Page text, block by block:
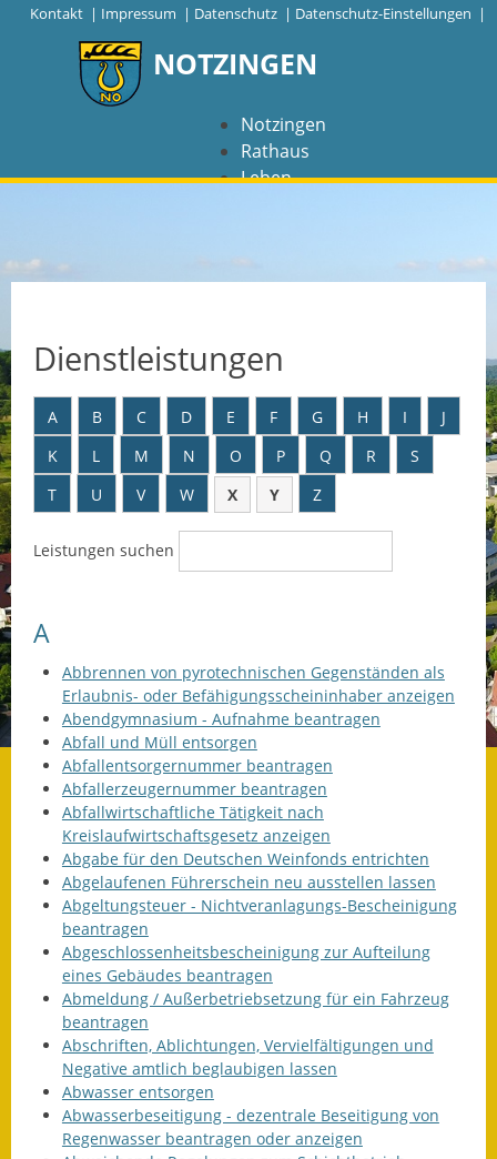
Kontakt | Impressum | Datenschutz | Datenschutz-Einstellungen |
NOTZINGEN
Notzingen
Rathaus
Leben
NAVIGATION
Barrierefreiheit
Coronavirus
Datenschutz
Geschichte und
Gegenwart
Was die Alten noch
wussten!
Wagner-Werkstatt
Informationsbroschüre
Lärmaktionsplan
Leichte Sprache
Infos in Leichter Sprache
Nachhaltigkeitsbericht
Dienstleistungen
A B C D E F G H I
J
K
L M N O P Q R
S
T
U V W X Y Z
Leistungen suchen
A
Abbrennen von pyrotechnischen Gegenständen als
Erlaubnis- oder Befähigungsscheininhaber anzeigen
Abendgymnasium - Aufnahme beantragen
Abfall und Müll entsorgen
Abfallentsorgernummer beantragen
Abfallerzeugernummer beantragen
Abfallwirtschaftliche Tätigkeit nach
Kreislaufwirtschaftsgesetz anzeigen
Abgabe für den Deutschen Weinfonds entrichten
Abgelaufenen Führerschein neu ausstellen lassen
Abgeltungsteuer - Nichtveranlagungs-Bescheinigung
beantragen
Abgeschlossenheitsbescheinigung zur Aufteilung
eines Gebäudes beantragen
Abmeldung / Außerbetriebsetzung für ein Fahrzeug
beantragen
Abschriften, Ablichtungen, Vervielfältigungen und
Negative amtlich beglaubigen lassen
Abwasser entsorgen
Abwasserbeseitigung - dezentrale Beseitigung von
Regenwasser beantragen oder anzeigen